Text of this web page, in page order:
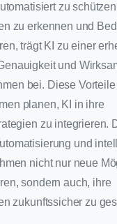
zu
zu erkennen und
trägt KI zu einer
und
bei. Diese
planen, KI in ihre
zu integrieren.
und
nicht nur neue
sondern auch, ihre
zukunftssicher zu